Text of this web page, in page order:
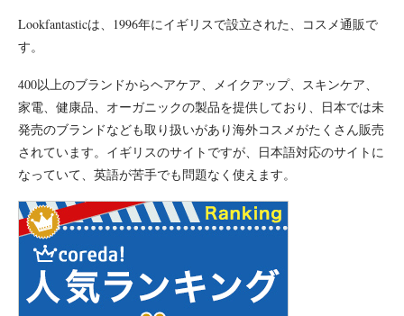
Lookfantasticは、1996年にイギリスで設立された、コスメ通販で
す。
400以上のブランドからヘアケア、メイクアップ、スキンケア、
家電、健康品、オーガニックの製品を提供しており、日本では未
発売のブランドなども取り扱いがあり海外コスメがたくさん販売
されています。イギリスのサイトですが、日本語対応のサイトに
なっていて、英語が苦手でも問題なく使えます。